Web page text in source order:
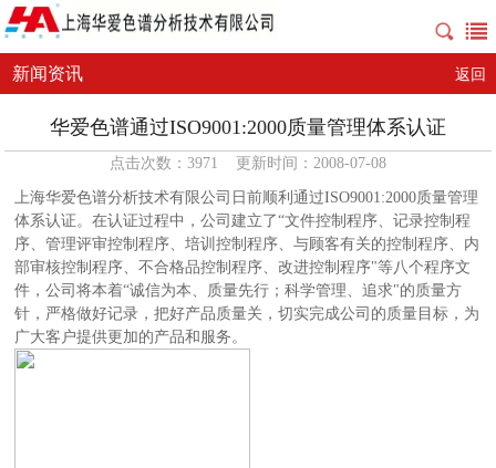
新闻资讯 返回
华爱色谱通过ISO9001:2000质量管理体系认证
点击次数：3971 更新时间：2008-07-08
上海华爱色谱分析技术有限公司日前顺利通过ISO9001:2000质量管理
体系认证。在认证过程中，公司建立了“文件控制程序、记录控制程
序、管理评审控制程序、培训控制程序、与顾客有关的控制程序、内
部审核控制程序、不合格品控制程序、改进控制程序"等八个程序文
件，公司将本着“诚信为本、质量先行；科学管理、追求"的质量方
针，严格做好记录，把好产品质量关，切实完成公司的质量目标，为
广大客户提供更加的产品和服务。